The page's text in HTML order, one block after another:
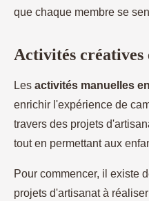
que chaque membre se
Activités créatives
Les activités manuelles
enrichir l'expérience de
travers des projets
tout en permettant aux
Pour commencer, il existe
projets d'artisanat à